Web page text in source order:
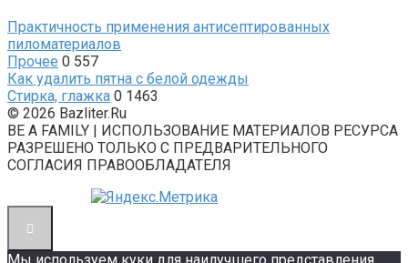
Практичность применения антисептированных
пиломатериалов
Прочее 0 557
Как удалить пятна с белой одежды
Стирка, глажка 0 1463
© 2026 Bazliter.Ru
BE A FAMILY | ИСПОЛЬЗОВАНИЕ МАТЕРИАЛОВ РЕСУРСА
РАЗРЕШЕНО ТОЛЬКО С ПРЕДВАРИТЕЛЬНОГО
СОГЛАСИЯ ПРАВООБЛАДАТЕЛЯ